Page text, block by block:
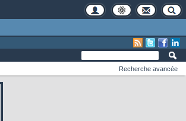
Recherche avancée